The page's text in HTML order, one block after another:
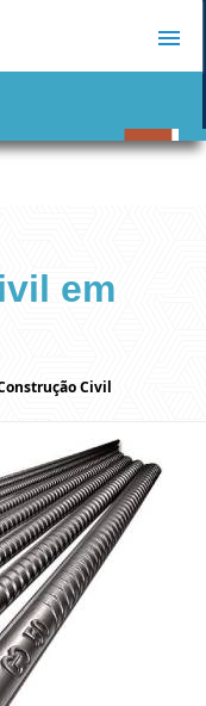
em
Civil